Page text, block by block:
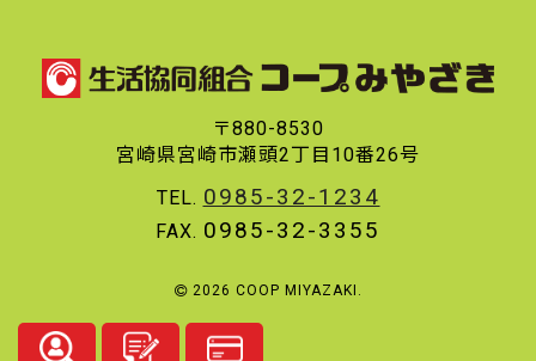
〒880-8530
宮崎県宮崎市瀬頭2丁目10番26号
TEL. 0985-32-1234
FAX. 0985-32-3355
2026 COOP MIYAZAKI.